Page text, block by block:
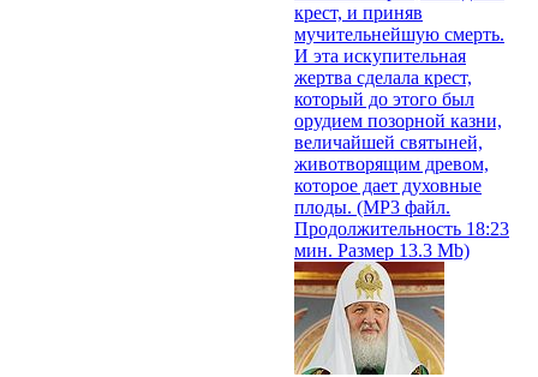
крест, и приняв
мучительнейшую смерть.
И эта искупительная
жертва сделала крест,
который до этого был
орудием позорной казни,
величайшей святыней,
животворящим древом,
которое дает духовные
плоды. (MP3 файл.
Продолжительность 18:23
мин. Размер 13.3 Mb)